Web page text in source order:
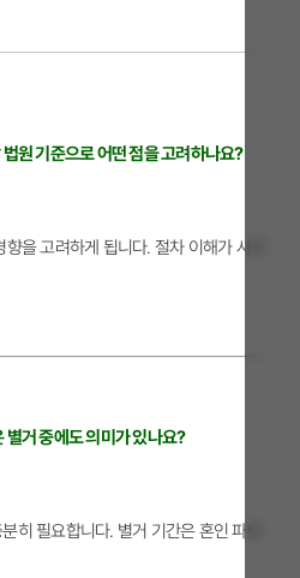
원 기준으로 어떤 점을 고려하나요?
을 고려하게 됩니다. 절차 이해가 사건
거 중에도 의미가 있나요?
히 필요합니다. 별거 기간은 혼인 파탄